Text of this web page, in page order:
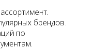
брендов.
по